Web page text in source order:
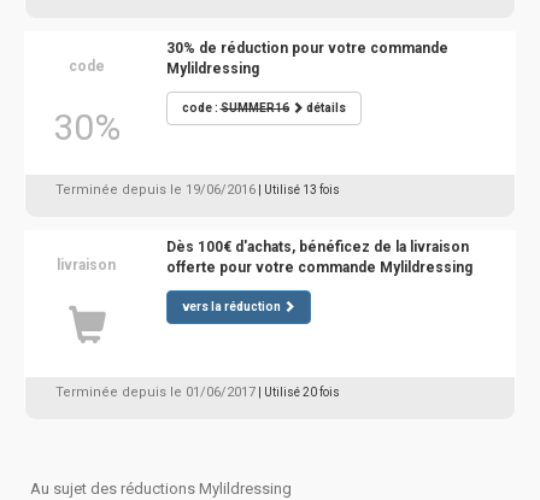
code
30%
30% de réduction pour votre commande
Mylildressing
code :SUMMER16 détails
Terminée depuis le 19/06/2016 | Utilisé 13 fois
livraison
Dès 100€ d'achats, bénéficez de la livraison
offerte pour votre commande Mylildressing
vers la réduction
Terminée depuis le 01/06/2017 | Utilisé 20 fois
Au sujet des réductions Mylildressing